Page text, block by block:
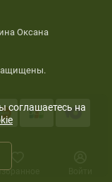
Оксана
соглашаетесь на